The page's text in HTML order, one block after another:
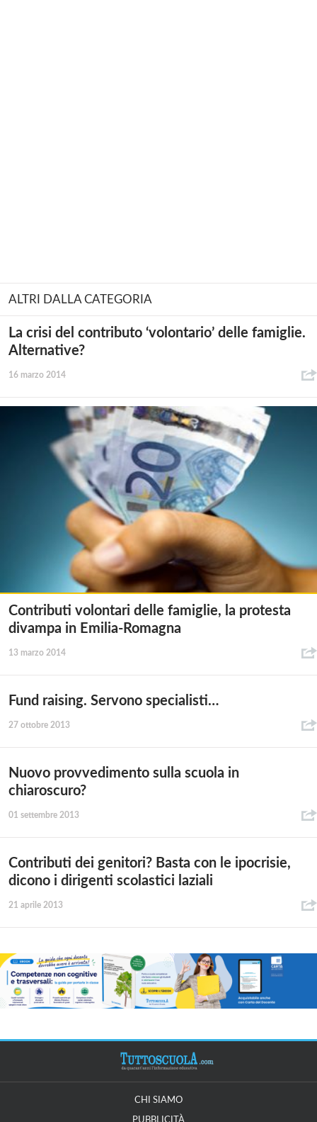
ALTRI DALLA CATEGORIA
La crisi del contributo ‘volontario’ delle famiglie.
Alternative?
16 marzo 2014
Contributi volontari delle famiglie, la protesta
divampa in Emilia-Romagna
13 marzo 2014
Fund raising. Servono specialisti…
27 ottobre 2013
Nuovo provvedimento sulla scuola in
chiaroscuro?
01 settembre 2013
Contributi dei genitori? Basta con le ipocrisie,
dicono i dirigenti scolastici laziali
21 aprile 2013
CHI SIAMO